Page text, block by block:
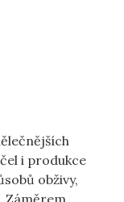
i produkce
obživy,
Záměrem